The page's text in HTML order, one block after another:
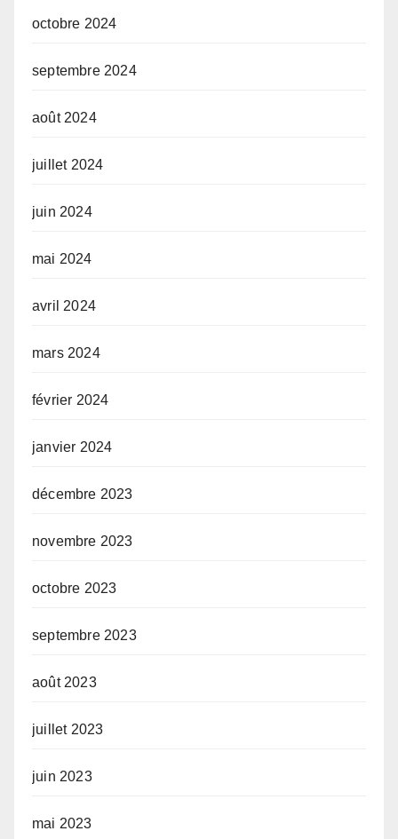
octobre 2024
septembre 2024
août 2024
juillet 2024
juin 2024
mai 2024
avril 2024
mars 2024
février 2024
janvier 2024
décembre 2023
novembre 2023
octobre 2023
septembre 2023
août 2023
juillet 2023
juin 2023
mai 2023